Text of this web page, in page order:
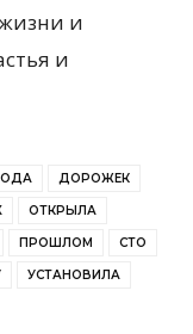
и
и
ДОРОЖЕК
ОТКРЫЛА
ПРОШЛОМ СТО
УСТАНОВИЛА